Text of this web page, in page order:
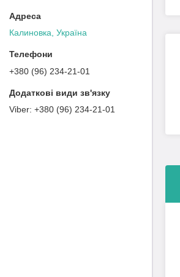
Калиновка, Україна
+380 (96) 234-21-01
+380 (96) 234-21-01